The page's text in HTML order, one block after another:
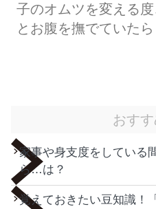
子のオムツを変える度
とお腹を撫でていたら
おす
家事や身支度をしている
ら…は？
覚えておきたい豆知識！